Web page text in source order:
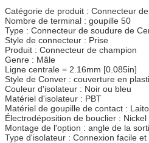
Laisser un
Nous vous
Catégorie de produit : Connecteur
Nombre de terminal : goupille 50
Type : Connecteur de soudure de
Style de connecteur : Prise
Produit : Connecteur de champion
Genre : Mâle
Ligne centrale = 2.16mm [0.085in]
Style de Conver : couverture en
Couleur d'isolateur : Noir ou bleu
Matériel d'isolateur : PBT
Matériel de goupille de contact :
Électrodéposition de bouclier : Nickel
Montage de l'option : angle de la
Type d'isolateur : Connexion facile et